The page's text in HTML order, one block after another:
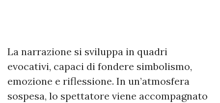
La narrazione si sviluppa in quadri
evocativi, capaci di fondere simbolismo,
emozione e riflessione. In un’atmosfera
sospesa, lo spettatore viene accompagnato